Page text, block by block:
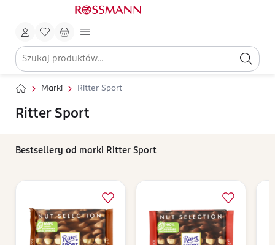
Marki Ritter Sport
Ritter Sport
Bestsellery od marki Ritter Sport